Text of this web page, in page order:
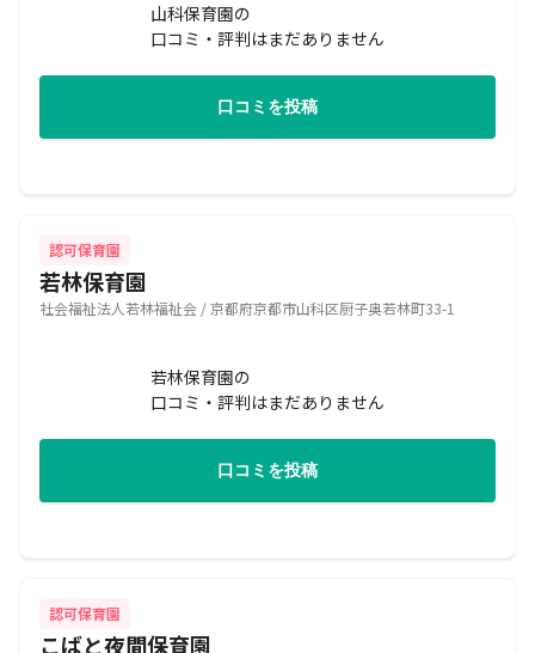
山科保育園の
口コミ・評判はまだありません
口コミを投稿
認可保育園
若林保育園
社会福祉法人若林福祉会 / 京都府京都市山科区厨子奥若林町33-1
若林保育園の
口コミ・評判はまだありません
口コミを投稿
認可保育園
こばと夜間保育園